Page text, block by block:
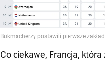
Co ciekawe, Francja, która